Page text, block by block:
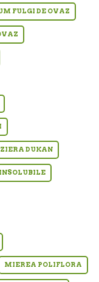
FULGI DE OVAZ
DUKAN
MIEREA POLIFLORA